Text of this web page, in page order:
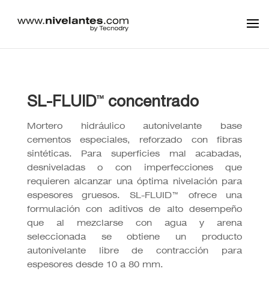
SL-FLUID™concentrado
Mortero hidráulico autonivelante base
cementos especiales, reforzado con fibras
sintéticas. Para superficies mal acabadas,
desniveladas o con imperfecciones que
requieren alcanzar una óptima nivelación para
espesores gruesos. SL-FLUID™ ofrece una
formulación con aditivos de alto desempeño
que al mezclarse con agua y arena
seleccionada se obtiene un producto
autonivelante libre de contracción para
espesores desde 10 a 80 mm.